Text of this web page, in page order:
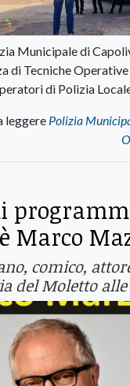
Municipale di
di Tecniche
di Polizia
leggere Polizia
Marco
comico,
del Moletto alle